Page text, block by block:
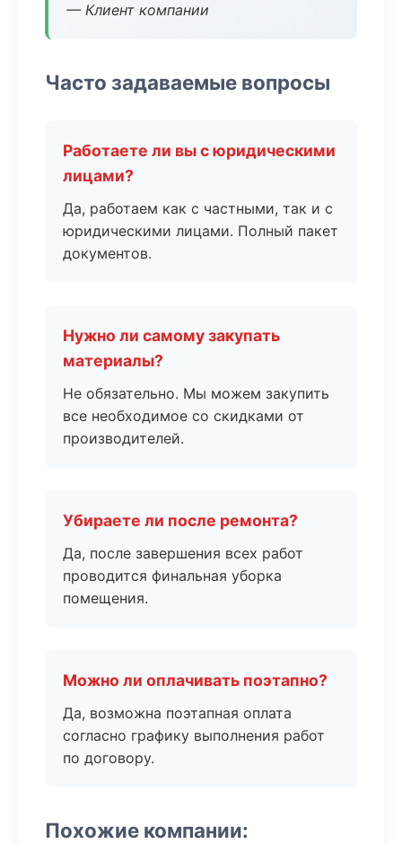
— Клиент компании
Часто задаваемые вопросы
Работаете ли вы с юридическими
лицами?
Да, работаем как с частными, так и с
юридическими лицами. Полный пакет
документов.
Нужно ли самому закупать
материалы?
Не обязательно. Мы можем закупить
все необходимое со скидками от
производителей.
Убираете ли после ремонта?
Да, после завершения всех работ
проводится финальная уборка
помещения.
Можно ли оплачивать поэтапно?
Да, возможна поэтапная оплата
согласно графику выполнения работ
по договору.
Похожие компании: